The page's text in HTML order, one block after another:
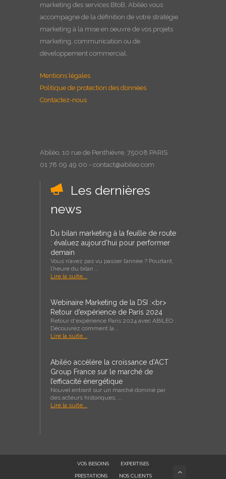
marketing des services BtoB, Abiléo vous
accompagne de la définition de votre stratégie
marketing à la mise en oeuvre de vos projets
marketing, communication ou de
développement commercial.
Mentions légales
Politique de protection des données
Contactez-nous
Abiléo, 10 rue de Penthièvre, 75008 PARIS
01 78 09 49 00 - contact@abileo.com
Les dernières
news
Du bilan marketing à la feuille de route
: évaluez aujourd’hui pour performer
demain
Vous n’avez pas vu passer l’année ? Pourtant,
l’heure du bilan …
Lire la suite...
Webinaire Marketing de la DSI :<br>
Retour d’expérience de Paris 2024
Retour d'expérience Paris 2024 avec ABILEO :
Découvrez comment la …
Lire la suite...
Abiléo accélère la croissance d’ACT
Group France sur le marché de
l’efficacité énergétique
Nouvel entrant sur un marché dominé par
des acteurs historiques, …
Lire la suite...
VOS BESOINS EXPERTISES
PRESTATIONS NOS CLIENTS